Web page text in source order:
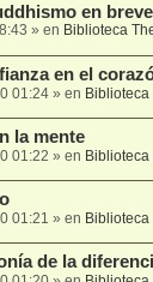
en
» en Biblioteca
en el
01:24» en Biblioteca
la mente
01:22 » en Biblioteca
01:21 » en Biblioteca
de la